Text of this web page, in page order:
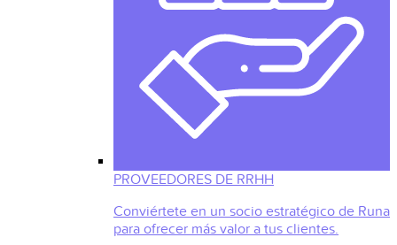
PROVEEDORES DE RRHH
Conviértete en un socio estratégico de Runa
para ofrecer más valor a tus clientes.